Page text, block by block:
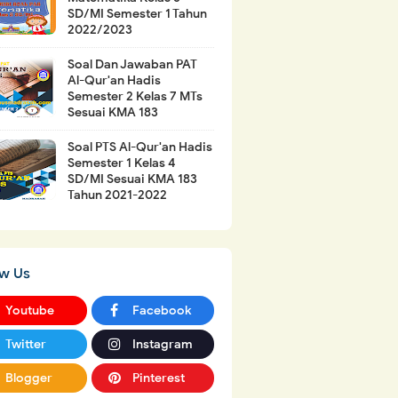
SD/MI Semester 1 Tahun
2022/2023
Soal Dan Jawaban PAT
Al-Qur'an Hadis
Semester 2 Kelas 7 MTs
Sesuai KMA 183
Soal PTS Al-Qur'an Hadis
Semester 1 Kelas 4
SD/MI Sesuai KMA 183
Tahun 2021-2022
Us
Youtube Facebook
Twitter Instagram
Blogger Pinterest